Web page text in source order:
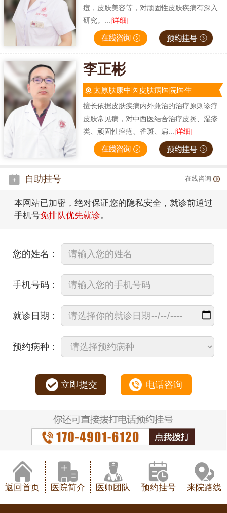
痘，皮肤美容等，对顽固性皮肤疾病有深入
研究。... [详细]
李正彬
太原肤康中医皮肤病医院医生
擅长依据皮肤疾病内外兼治的治疗原则诊疗
皮肤常见病，对中西医结合治疗皮炎、湿疹
类、顽固性痤疮、雀斑、扁...[详细]
自助挂号 在线咨询
本网站已加密，绝对保证您的隐私安全，就诊前通过
手机号免排队优先就诊。
您的姓名：
手机号码：
就诊日期：
预约病种：
立即提交 电话咨询
返回首页 医院简介 医师团队 预约挂号 来院路线